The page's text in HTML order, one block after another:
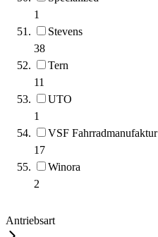
1
Stevens
38
Tern
11
UTO
1
VSF Fahrradmanufaktur
17
Winora
2
Antriebsart